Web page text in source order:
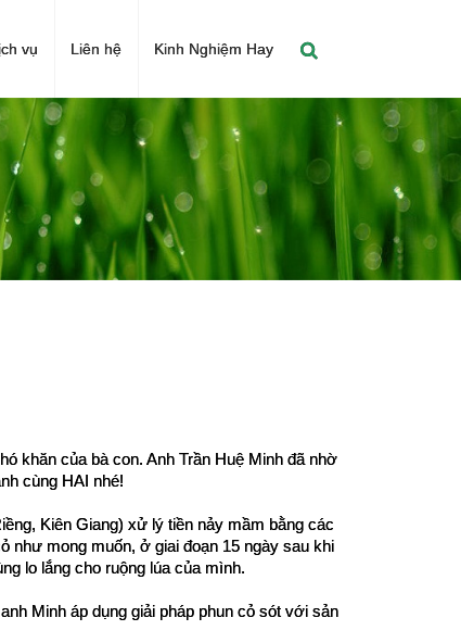
vụ Liên hệ Kinh Nghiệm Hay
khăn của bà con. Anh Trần Huệ Minh đã nhờ
cùng HAI nhé!
Kiên Giang) xử lý tiền nảy mầm bằng các
như mong muốn, ở giai đoạn 15 ngày sau khi
lo lắng cho ruộng lúa của mình.
Minh áp dụng giải pháp phun cỏ sót với sản